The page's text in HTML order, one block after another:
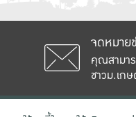
จดหมาย
คุณสามา
ชาวม.เก